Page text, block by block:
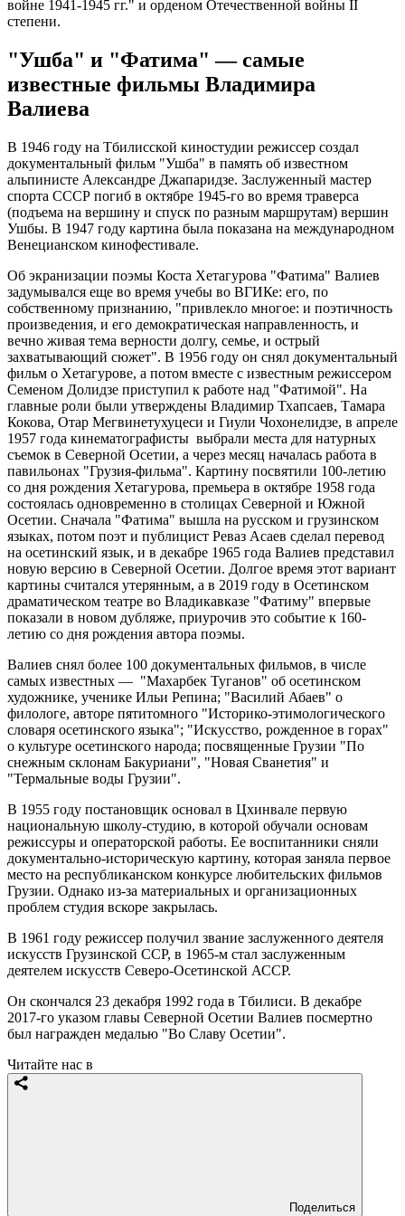
войне 1941-1945 гг." и орденом Отечественной войны II
степени.
"Ушба" и "Фатима" — самые
известные фильмы Владимира
Валиева
В 1946 году на Тбилисской киностудии режиссер создал
документальный фильм "Ушба" в память об известном
альпинисте Александре Джапаридзе. Заслуженный мастер
спорта СССР погиб в октябре 1945-го во время траверса
(подъема на вершину и спуск по разным маршрутам) вершин
Ушбы. В 1947 году картина была показана на международном
Венецианском кинофестивале.
Об экранизации поэмы Коста Хетагурова "Фатима" Валиев
задумывался еще во время учебы во ВГИКе: его, по
собственному признанию, "привлекло многое: и поэтичность
произведения, и его демократическая направленность, и
вечно живая тема верности долгу, семье, и острый
захватывающий сюжет". В 1956 году он снял документальный
фильм о Хетагурове, а потом вместе с известным режиссером
Семеном Долидзе приступил к работе над "Фатимой". На
главные роли были утверждены Владимир Тхапсаев, Тамара
Кокова, Отар Мегвинетухуцеси и Гиули Чохонелидзе, в апреле
1957 года кинематографисты выбрали места для натурных
съемок в Северной Осетии, а через месяц началась работа в
павильонах "Грузия-фильма". Картину посвятили 100-летию
со дня рождения Хетагурова, премьера в октябре 1958 года
состоялась одновременно в столицах Северной и Южной
Осетии. Сначала "Фатима" вышла на русском и грузинском
языках, потом поэт и публицист Реваз Асаев сделал перевод
на осетинский язык, и в декабре 1965 года Валиев представил
новую версию в Северной Осетии. Долгое время этот вариант
картины считался утерянным, а в 2019 году в Осетинском
драматическом театре во Владикавказе "Фатиму" впервые
показали в новом дубляже, приурочив это событие к 160-
летию со дня рождения автора поэмы.
Валиев снял более 100 документальных фильмов, в числе
самых известных — "Махарбек Туганов" об осетинском
художнике, ученике Ильи Репина; "Василий Абаев" о
филологе, авторе пятитомного "Историко-этимологического
словаря осетинского языка"; "Искусство, рожденное в горах"
о культуре осетинского народа; посвященные Грузии "По
снежным склонам Бакуриани", "Новая Сванетия" и
"Термальные воды Грузии".
В 1955 году постановщик основал в Цхинвале первую
национальную школу-студию, в которой обучали основам
режиссуры и операторской работы. Ее воспитанники сняли
документально-историческую картину, которая заняла первое
место на республиканском конкурсе любительских фильмов
Грузии. Однако из-за материальных и организационных
проблем студия вскоре закрылась.
В 1961 году режиссер получил звание заслуженного деятеля
искусств Грузинской ССР, в 1965-м стал заслуженным
деятелем искусств Северо-Осетинской АССР.
Он скончался 23 декабря 1992 года в Тбилиси. В декабре
2017-го указом главы Северной Осетии Валиев посмертно
был награжден медалью "Во Славу Осетии".
Читайте нас в
Поделиться